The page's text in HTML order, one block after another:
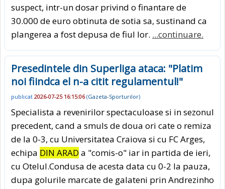
suspect, intr-un dosar privind o finantare de
30.000 de euro obtinuta de sotia sa, sustinand ca
plangerea a fost depusa de fiul lor. ...continuare.
Presedintele din Superliga ataca: "Platim
noi fiindca el n-a citit regulamentul!"
publicat 2026-07-25 16:15:06(Gazeta-Sporturilor)
Specialista a revenirilor spectaculoase si in sezonul
precedent, cand a smuls de doua ori cate o remiza
de la 0-3, cu Universitatea Craiova si cu FC Arges,
echipa DIN ARAD a "comis-o" iar in partida de ieri,
cu Otelul.Condusa de acesta data cu 0-2 la pauza,
dupa golurile marcate de galateni prin Andrezinho